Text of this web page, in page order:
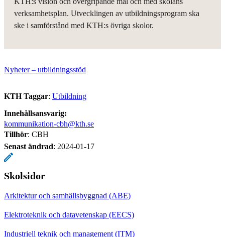
verksamhetsplan. Utvecklingen av utbildningsprogram ska
ske i samförstånd med KTH:s övriga skolor.
Nyheter – utbildningsstöd
KTH Taggar: Utbildning
Innehållsansvarig:
kommunikation-cbh@kth.se
Tillhör: CBH
Senast ändrad: 2024-01-17
Skolsidor
Arkitektur och samhällsbyggnad (ABE)
Elektroteknik och datavetenskap (EECS)
Industriell teknik och management (ITM)